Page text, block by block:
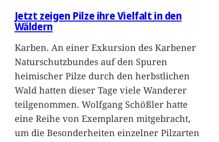
Jetzt zeigen Pilze ihre Vielfalt in den
Wäldern
Karben. An einer Exkursion des Karbener
Naturschutzbundes auf den Spuren
heimischer Pilze durch den herbstlichen
Wald hatten dieser Tage viele Wanderer
teilgenommen. Wolfgang Schößler hatte
eine Reihe von Exemplaren mitgebracht,
um die Besonderheiten einzelner Pilzarten